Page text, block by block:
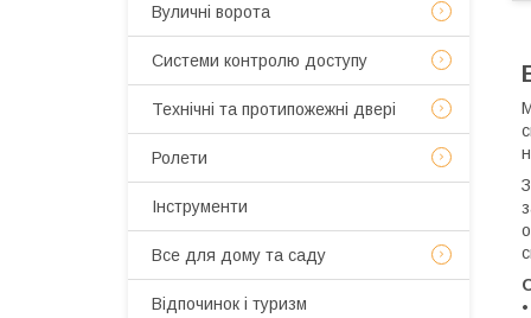
Вуличні ворота
Системи контролю доступу
Технічні та протипожежні двері
Ролети
Інструменти
Все для дому та саду
Відпочинок і туризм